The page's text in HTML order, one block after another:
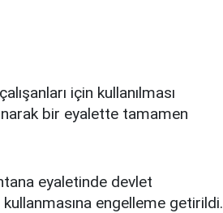
için kullanılması
bir eyalette tamamen
eyaletinde devlet
kullanmasına engelleme getirildi.